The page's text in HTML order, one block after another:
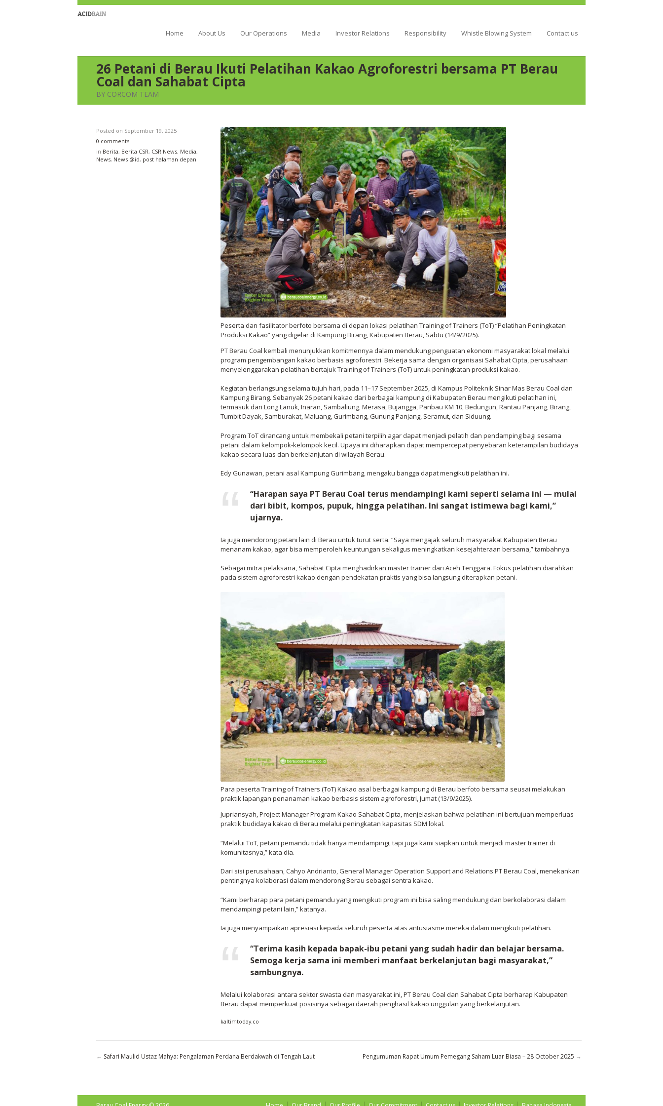
Home About Us Our Operations Media Investor Relations Responsibility Whistle Blowing System Contact us
26 Petani di Berau Ikuti Pelatihan Kakao Agroforestri bersama PT Berau
Coal dan Sahabat Cipta
BY CORCOM TEAM
Peserta dan fasilitator berfoto bersama di depan lokasi pelatihan Training of Trainers (ToT) “Pelatihan Peningkatan
Produksi Kakao” yang digelar di Kampung Birang, Kabupaten Berau, Sabtu (14/9/2025).
PT Berau Coal kembali menunjukkan komitmennya dalam mendukung penguatan ekonomi masyarakat lokal melalui
program pengembangan kakao berbasis agroforestri. Bekerja sama dengan organisasi Sahabat Cipta, perusahaan
menyelenggarakan pelatihan bertajuk Training of Trainers (ToT) untuk peningkatan produksi kakao.
Kegiatan berlangsung selama tujuh hari, pada 11–17 September 2025, di Kampus Politeknik Sinar Mas Berau Coal dan
Kampung Birang. Sebanyak 26 petani kakao dari berbagai kampung di Kabupaten Berau mengikuti pelatihan ini,
termasuk dari Long Lanuk, Inaran, Sambaliung, Merasa, Bujangga, Paribau KM 10, Bedungun, Rantau Panjang, Birang,
Tumbit Dayak, Samburakat, Maluang, Gurimbang, Gunung Panjang, Seramut, dan Siduung.
Program ToT dirancang untuk membekali petani terpilih agar dapat menjadi pelatih dan pendamping bagi sesama
petani dalam kelompok-kelompok kecil. Upaya ini diharapkan dapat mempercepat penyebaran keterampilan budidaya
kakao secara luas dan berkelanjutan di wilayah Berau.
Edy Gunawan, petani asal Kampung Gurimbang, mengaku bangga dapat mengikuti pelatihan ini.
“Harapan saya PT Berau Coal terus mendampingi kami seperti selama ini — mulai
dari bibit, kompos, pupuk, hingga pelatihan. Ini sangat istimewa bagi kami,”
ujarnya.
Ia juga mendorong petani lain di Berau untuk turut serta. “Saya mengajak seluruh masyarakat Kabupaten Berau
menanam kakao, agar bisa memperoleh keuntungan sekaligus meningkatkan kesejahteraan bersama,” tambahnya.
Sebagai mitra pelaksana, Sahabat Cipta menghadirkan master trainer dari Aceh Tenggara. Fokus pelatihan diarahkan
pada sistem agroforestri kakao dengan pendekatan praktis yang bisa langsung diterapkan petani.
Para peserta Training of Trainers (ToT) Kakao asal berbagai kampung di Berau berfoto bersama seusai melakukan
praktik lapangan penanaman kakao berbasis sistem agroforestri, Jumat (13/9/2025).
Jupriansyah, Project Manager Program Kakao Sahabat Cipta, menjelaskan bahwa pelatihan ini bertujuan memperluas
praktik budidaya kakao di Berau melalui peningkatan kapasitas SDM lokal.
“Melalui ToT, petani pemandu tidak hanya mendampingi, tapi juga kami siapkan untuk menjadi master trainer di
komunitasnya,” kata dia.
Dari sisi perusahaan, Cahyo Andrianto, General Manager Operation Support and Relations PT Berau Coal, menekankan
pentingnya kolaborasi dalam mendorong Berau sebagai sentra kakao.
“Kami berharap para petani pemandu yang mengikuti program ini bisa saling mendukung dan berkolaborasi dalam
mendampingi petani lain,” katanya.
Ia juga menyampaikan apresiasi kepada seluruh peserta atas antusiasme mereka dalam mengikuti pelatihan.
“Terima kasih kepada bapak-ibu petani yang sudah hadir dan belajar bersama.
Semoga kerja sama ini memberi manfaat berkelanjutan bagi masyarakat,”
sambungnya.
Melalui kolaborasi antara sektor swasta dan masyarakat ini, PT Berau Coal dan Sahabat Cipta berharap Kabupaten
Berau dapat memperkuat posisinya sebagai daerah penghasil kakao unggulan yang berkelanjutan.
kaltimtoday.co
Posted on September 19, 2025
0 comments
in Berita, Berita CSR, CSR News, Media,
News, News @id, post halaman depan
← Safari Maulid Ustaz Mahya: Pengalaman Perdana Berdakwah di Tengah Laut Pengumuman Rapat Umum Pemegang Saham Luar Biasa – 28 October 2025 →